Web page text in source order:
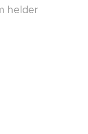
helder